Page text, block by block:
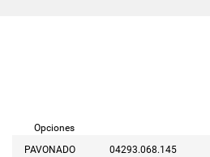
Opciones
PAVONADO
04293.068.145